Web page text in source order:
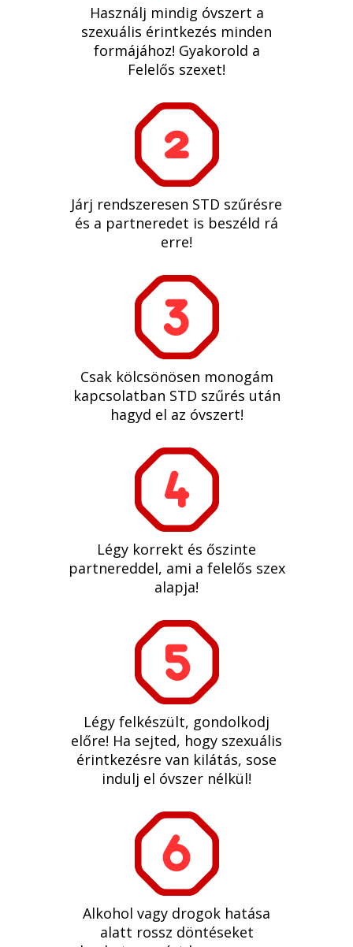
Használj mindig óvszert a
szexuális érintkezés minden
formájához! Gyakorold a
Felelős szexet!
Járj rendszeresen STD szűrésre
és a partneredet is beszéld rá
erre!
Csak kölcsönösen monogám
kapcsolatban STD szűrés után
hagyd el az óvszert!
Légy korrekt és őszinte
partnereddel, ami a felelős szex
alapja!
Légy felkészült, gondolkodj
előre! Ha sejted, hogy szexuális
érintkezésre van kilátás, sose
indulj el óvszer nélkül!
Alkohol vagy drogok hatása
alatt rossz döntéseket